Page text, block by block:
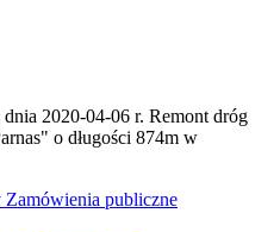
2020-04-06 r. Remont dróg
o długości 874m w
Zamówienia publiczne